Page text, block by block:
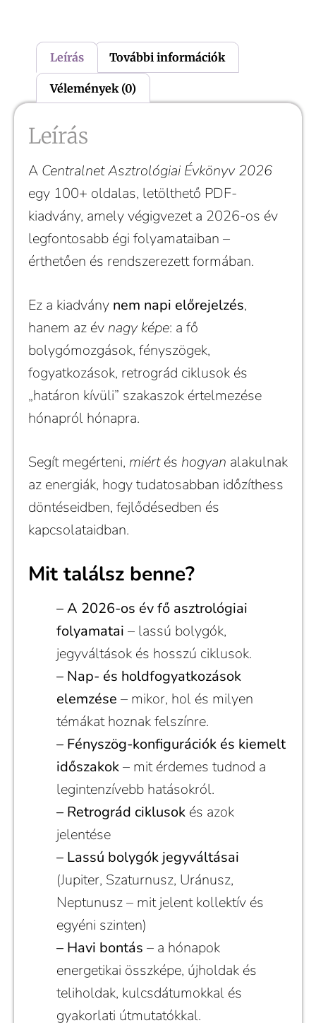
Leírás További információk
Vélemények (0)
Leírás
A Centralnet Asztrológiai Évkönyv 2026
egy 100+ oldalas, letölthető PDF-
kiadvány, amely végigvezet a 2026-os év
legfontosabb égi folyamataiban –
érthetően és rendszerezett formában.
Ez a kiadvány nem napi előrejelzés,
hanem az év nagy képe: a fő
bolygómozgások, fényszögek,
fogyatkozások, retrográd ciklusok és
„határon kívüli” szakaszok értelmezése
hónapról hónapra.
Segít megérteni, miértés hogyan alakulnak
az energiák, hogy tudatosabban időzíthess
döntéseidben, fejlődésedben és
kapcsolataidban.
Mit találsz benne?
– A 2026-os év fő asztrológiai
folyamatai – lassú bolygók,
jegyváltások és hosszú ciklusok.
– Nap- és holdfogyatkozások
elemzése – mikor, hol és milyen
témákat hoznak felszínre.
– Fényszög-konfigurációk és kiemelt
időszakok– mit érdemes tudnod a
legintenzívebb hatásokról.
– Retrográd ciklusok és azok
jelentése
– Lassú bolygók jegyváltásai
(Jupiter, Szaturnusz, Uránusz,
Neptunusz – mit jelent kollektív és
egyéni szinten)
– Havi bontás – a hónapok
energetikai összképe, újholdak és
teliholdak, kulcsdátumokkal és
gyakorlati útmutatókkal.